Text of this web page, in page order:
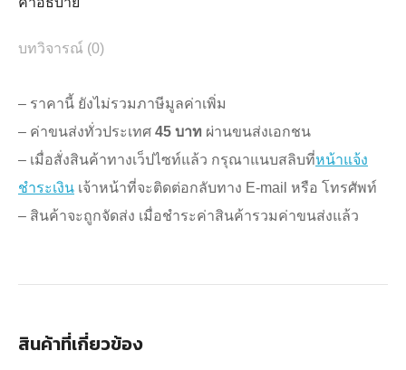
บทวิจารณ์ (0)
– ราคานี้ ยังไม่รวมภาษีมูลค่าเพิ่ม
– ค่าขนส่งทั่วประเทศ 45 บาท ผ่านขนส่งเอกชน
– เมื่อสั่งสินค้าทางเว็ปไซท์แล้ว กรุณาแนบสลิบที่หน้าแจ้ง
ชำระเงิน เจ้าหน้าที่จะติดต่อกลับทาง E-mail หรือ โทรศัพท์
– สินค้าจะถูกจัดส่ง เมื่อชำระค่าสินค้ารวมค่าขนส่งแล้ว
สินค้าที่เกี่ยวข้อง